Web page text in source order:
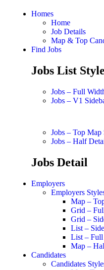
Homes
Home
Job Details
Map & Top
Find Jobs
Jobs List Style
Jobs – Full
Jobs – V1
Jobs – Top Map
Jobs – Half
Jobs Detail
Employers
Employers
Map –
Grid –
Grid –
List –
List – Full
Map –
Candidates
Candidates